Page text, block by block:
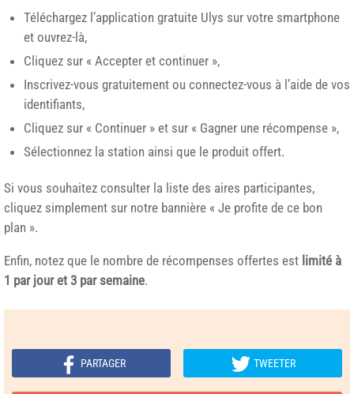
Téléchargez l’application gratuite Ulys sur votre smartphone
et ouvrez-là,
Cliquez sur « Accepter et continuer »,
Inscrivez-vous gratuitement ou connectez-vous à l’aide de vos
identifiants,
Cliquez sur « Continuer » et sur « Gagner une récompense »,
Sélectionnez la station ainsi que le produit offert.
Si vous souhaitez consulter la liste des aires participantes,
cliquez simplement sur notre bannière « Je profite de ce bon
plan ».
Enfin, notez que le nombre de récompenses offertes est limité à
1 par jour et 3 par semaine.
PARTAGER TWEETER